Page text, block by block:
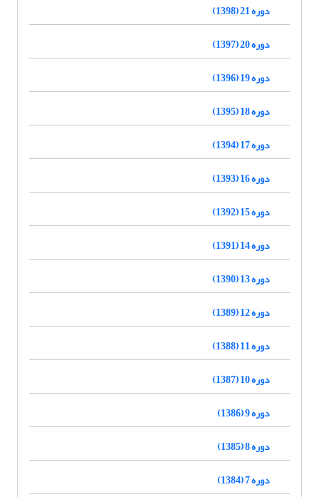
دوره 21 (1398)
دوره 20 (1397)
دوره 19 (1396)
دوره 18 (1395)
دوره 17 (1394)
دوره 16 (1393)
دوره 15 (1392)
دوره 14 (1391)
دوره 13 (1390)
دوره 12 (1389)
دوره 11 (1388)
دوره 10 (1387)
دوره 9 (1386)
دوره 8 (1385)
دوره 7 (1384)